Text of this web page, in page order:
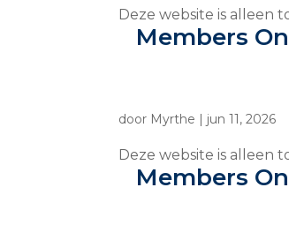
Deze website is alleen
Members
door Myrthe | jun 11, 2026
Deze website is alleen
Members